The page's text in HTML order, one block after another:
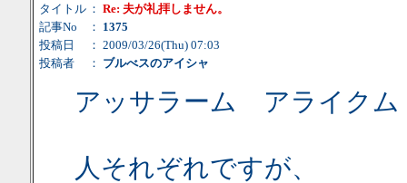
タイトル ： Re: 夫が礼拝しません。
記事No
： 1375
投稿日
： 2009/03/26(Thu) 07:03
投稿者
： ブルべスのアイシャ
アッサラーム アライクム
人それぞれですが、